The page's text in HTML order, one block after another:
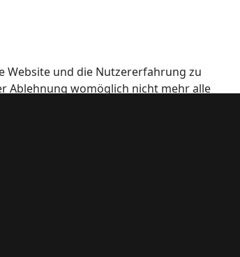
Website und die Nutzererfahrung zu
Ablehnung womöglich nicht mehr alle